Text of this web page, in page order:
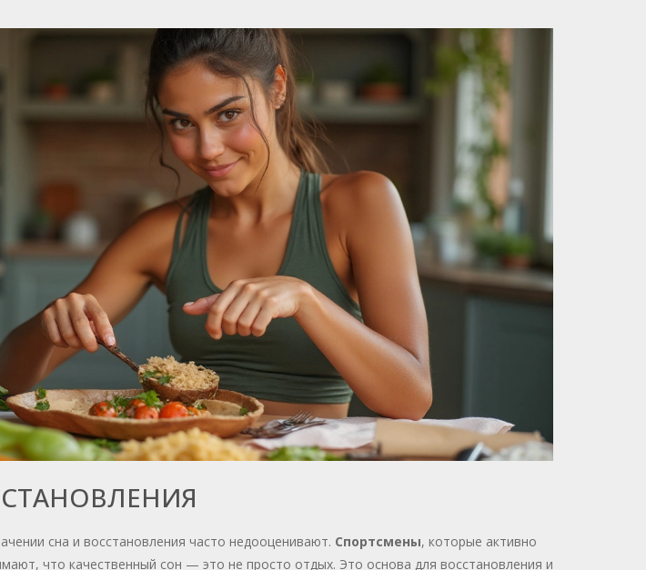
сна и восстановления часто недооценивают. Спортсмены, которые активно
что качественный сон — это не просто отдых. Это основа для восстановления и